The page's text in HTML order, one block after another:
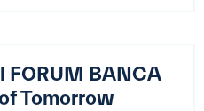
FORUM BANCA
Tomorrow